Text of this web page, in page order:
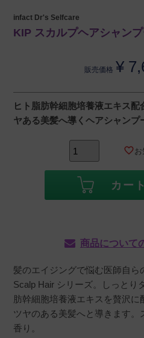
infact Dr's Selfcare
KIP スカルプヘアシャン
販売価格 ¥
ヒト脂肪幹細胞培養液エキス
ヤある美髪へ導くヘアシャンプ
カー
商品について
髪のエイジングで悩む医師自ら
Scalp Hair シリーズ。しっとり
肪幹細胞培養液エキスを贅沢に
ツヤのある美髪へと導きます。
香り。